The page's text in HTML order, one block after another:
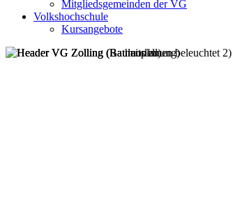
Mitgliedsgemeinden der VG
Volkshochschule
Kursangebote